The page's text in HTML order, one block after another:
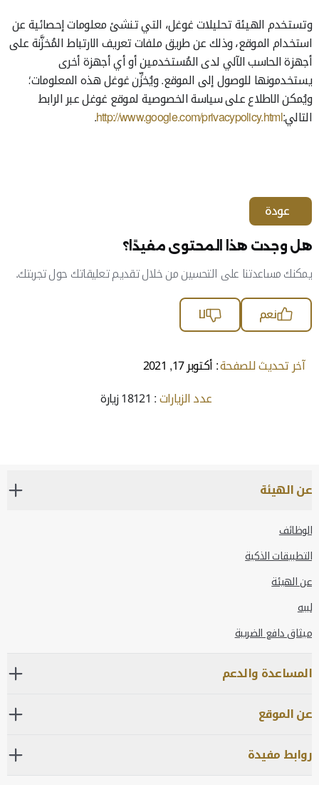
وتستخدم الهيئة تحليلات غوغل، التي تنشئ معلومات إحصائية عن
استخدام الموقع، وذلك عن طريق ملفات تعريف الارتباط المُخزَّنة على
أجهزة الحاسب الآلي لدى المُستخدمين أو أي أجهزة أخرى
يستخدمونها للوصول إلى الموقع. ويُخزِّن غوغل هذه المعلومات؛
ويُمكن الاطلاع على سياسة الخصوصية لموقع غوغل عبر الرابط
التالي:http://www.google.com/privacypolicy.html
.
عودة
هل وجدت هذا المحتوى مفيدًا؟
يمكنك مساعدتنا على التحسين من خلال تقديم تعليقاتك حول تجربتك.
نعم
لا
آخر تحديث للصفحة: أكتوبر 17, 2021
عدد الزيارات: 18121 زيارة
عن الهيئة
الوظائف
التطبيقات الذكية
عن الهيئة
لبيه
ميثاق دافع الضريبة
المساعدة والدعم
عن الموقع
روابط مفيدة